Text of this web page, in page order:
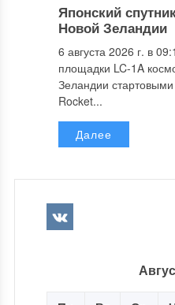
Японский
Новой Зеландии
6 августа 2026 г. в
площадки LC-1A
Зеландии
Rocket...
Далее